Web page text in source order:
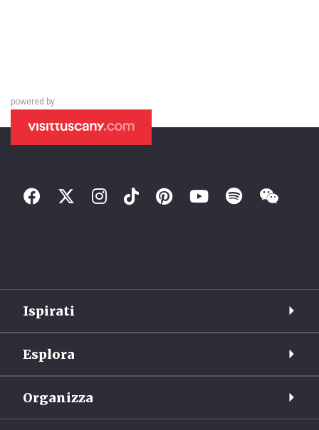
powered by
Ispirati
Esplora
Organizza